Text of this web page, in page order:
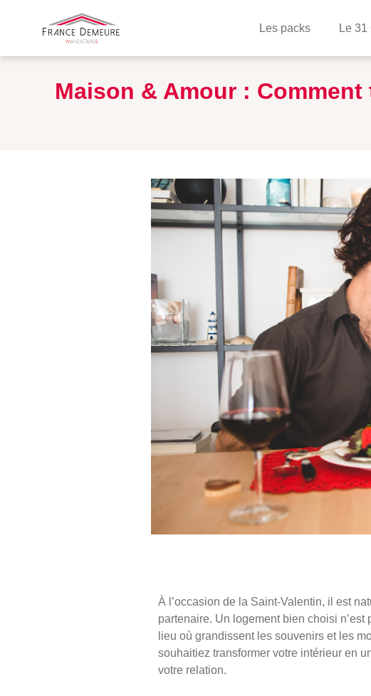
Les packs Le
Maison & Amour :
À l’occasion de la Saint-Valentin, il est
partenaire. Un logement bien choisi n’est
lieu où grandissent les souvenirs et les
souhaitiez transformer votre intérieur en
votre relation.